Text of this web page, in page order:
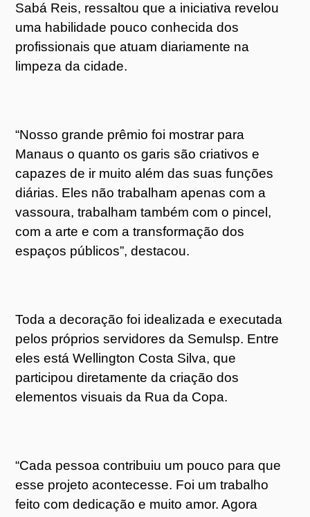
Sabá Reis, ressaltou que a iniciativa revelou
uma habilidade pouco conhecida dos
profissionais que atuam diariamente na
limpeza da cidade.
“Nosso grande prêmio foi mostrar para
Manaus o quanto os garis são criativos e
capazes de ir muito além das suas funções
diárias. Eles não trabalham apenas com a
vassoura, trabalham também com o pincel,
com a arte e com a transformação dos
espaços públicos”, destacou.
Toda a decoração foi idealizada e executada
pelos próprios servidores da Semulsp. Entre
eles está Wellington Costa Silva, que
participou diretamente da criação dos
elementos visuais da Rua da Copa.
“Cada pessoa contribuiu um pouco para que
esse projeto acontecesse. Foi um trabalho
feito com dedicação e muito amor. Agora